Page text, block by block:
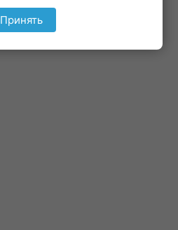
Принять